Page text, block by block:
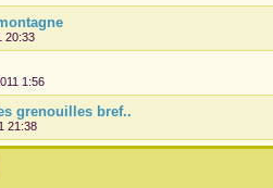
20:33
1:56
grenouilles bref..
21:38